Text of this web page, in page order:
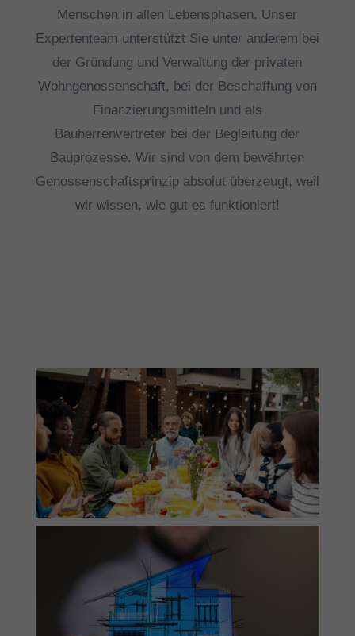
Menschen in allen Lebensphasen. Unser
Expertenteam unterstützt Sie unter anderem bei
der Gründung und Verwaltung der privaten
Wohngenossenschaft, bei der Beschaffung von
Finanzierungsmitteln und als
Bauherrenvertreter bei der Begleitung der
Bauprozesse.Wir sind von dem bewährten
Genossenschaftsprinzip absolut überzeugt, weil
wir wissen, wie gut es funktioniert!